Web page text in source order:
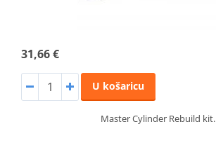
31,66 €
U košaricu
Master Cylinder Rebuild kit.